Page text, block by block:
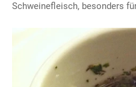
Schweinefleisch, besonders